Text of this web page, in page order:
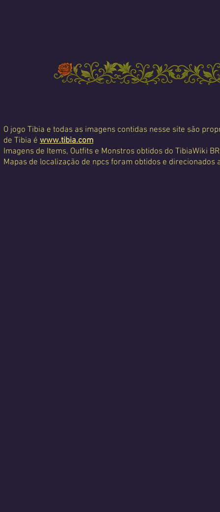
O jogo Tibia e todas as imagens contidas nesse site são
de Tibia é www.tibia.com
Imagens de Items, Outfits e Monstros obtidos do TibiaWiki
Mapas de localização de npcs foram obtidos e direcionados